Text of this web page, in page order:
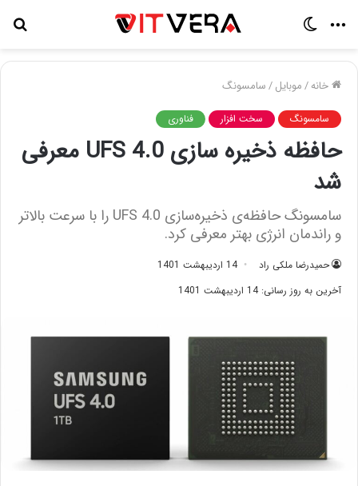
منو
خانه/موبایل/سامسونگ
سامسونگ سخت افزار فناوری
حافظه‌ ذخیره سازی UFS 4.0 معرفی
شد
سامسونگ حافظه‌ی ذخیره‌سازی UFS 4.0 را با سرعت‌ بالاتر
و راندمان انرژی بهتر معرفی کرد.
حمیدرضا ملکی راد
14 اردیبهشت 1401
آخرین به روز رسانی: 14 اردیبهشت 1401